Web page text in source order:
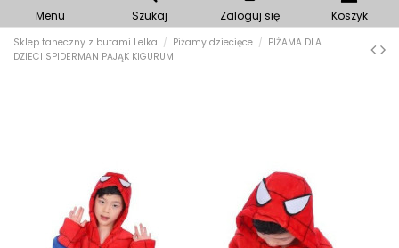
Menu Szukaj Zaloguj się Koszyk
Sklep taneczny z butami Lelka Piżamy dziecięce
PIŻAMA DLA
DZIECI SPIDERMAN PAJĄK KIGURUMI